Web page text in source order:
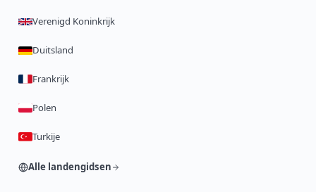
Verenigd Koninkrijk
Duitsland
Frankrijk
Polen
Turkije
Alle landengidsen